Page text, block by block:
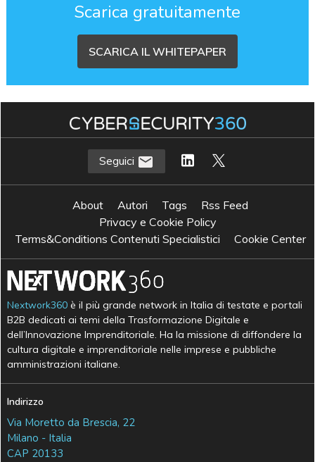
Scarica gratuitamente
SCARICA IL WHITEPAPER
Seguici
About Autori Tags
Rss Feed
Privacy e Cookie Policy
Terms&Conditions Contenuti Specialistici
Cookie Center
Nextwork360 è il più grande network in Italia di testate e portali
B2B dedicati ai temi della Trasformazione Digitale e
dell’Innovazione Imprenditoriale. Ha la missione di diffondere la
cultura digitale e imprenditoriale nelle imprese e pubbliche
amministrazioni italiane.
Indirizzo
Via Moretto da Brescia, 22
Milano - Italia
CAP 20133